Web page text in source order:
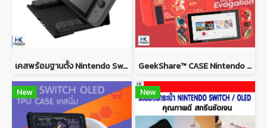
เคสพร้อมฐานตั้ง Nintendo Switch V.1/V.2 สามารถเก็บและกางขาตั้งได้ 3 - in -1 Folio Case For Nintendo Switch V.1/V.2 GeekShare™ CASE Nintendo Switch / Switch OLED MODEL เคส TPU เนื้อนิ่ม ยางซิลิโคน ลาย Evagalion PINK and RED
New New